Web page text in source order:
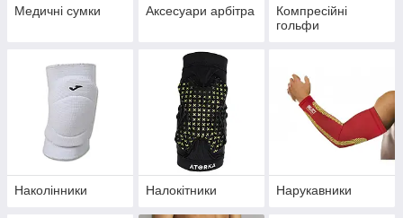
Медичні сумки Аксесуари арбітра
Компресійні
гольфи
Наколінники Налокітники Нарукавники